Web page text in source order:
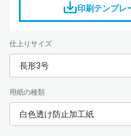
印刷テンプレ
仕上りサイズ
長形3号
用紙の種類
白色透け防止加工紙